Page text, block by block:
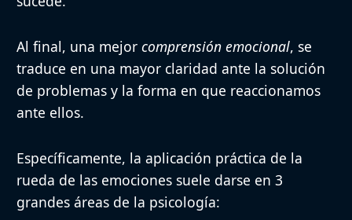
Al final, una mejor comprensión emocional, se
traduce en una mayor claridad ante la solución
de problemas y la forma en que reaccionamos
ante ellos.
Específicamente, la aplicación práctica de la
rueda de las emociones suele darse en 3
grandes áreas de la psicología: